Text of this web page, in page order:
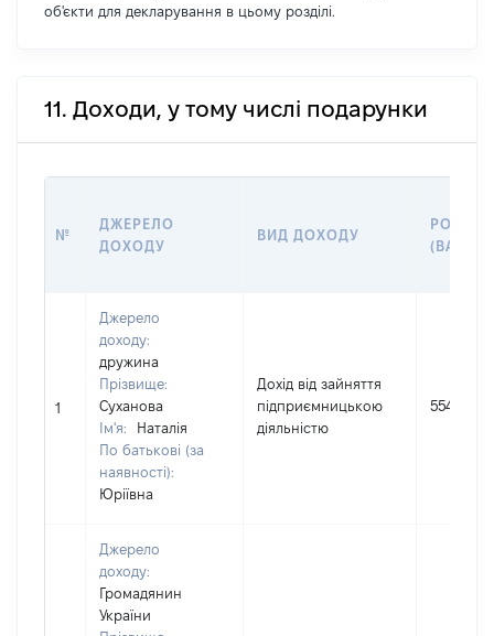
об'єкти для декларування в цьому розділі.
11. Доходи, у тому числі подарунки
№
ДЖЕРЕЛО
ДОХОДУ
ВИД ДОХОДУ
РОЗМІР
1
Джерело
доходу:
дружина
Прізвище:
Суханова
Ім'я:
Наталія
По батькові (за
наявності):
Юріївна
Дохід від зайняття
підприємницькою
діяльністю
55489
Джерело
доходу:
Громадянин
України